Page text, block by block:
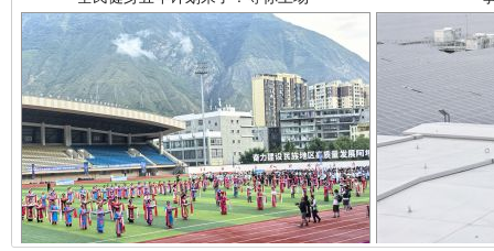
阿坝州三大球赛在茂县开幕 规模